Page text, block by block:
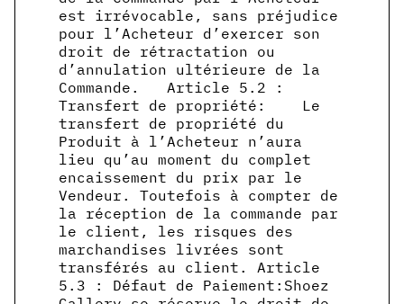
est irrévocable, sans préjudice
pour l’Acheteur d’exercer son
droit de rétractation ou
d’annulation ultérieure de la
Commande. Article 5.2 :
Transfert de propriété: Le
transfert de propriété du
Produit à l’Acheteur n’aura
lieu qu’au moment du complet
encaissement du prix par le
Vendeur. Toutefois à compter de
la réception de la commande par
le client, les risques des
marchandises livrées sont
transférés au client. Article
5.3 : Défaut de Paiement:Shoez